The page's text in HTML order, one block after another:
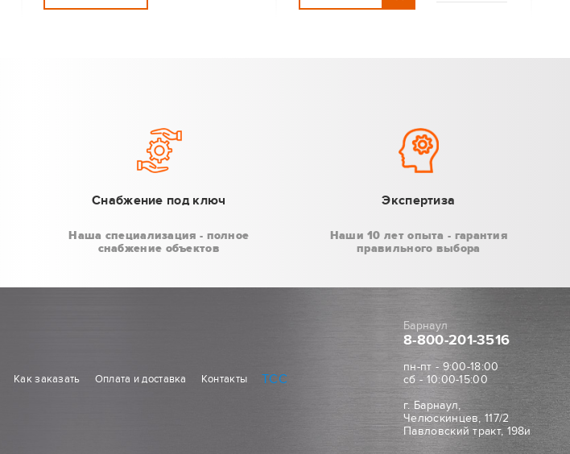
Снабжение под ключ
Наша специализация - полное
снабжение объектов
Экспертиза
Наши 10 лет опыта - гарантия
правильного выбора
Как заказать Оплата и доставка Контакты ТСС
Барнаул
8-800-201-3516
пн-пт - 9:00-18:00
сб - 10:00-15:00
г. Барнаул,
Челюскинцев, 117/2
Павловский тракт, 198и